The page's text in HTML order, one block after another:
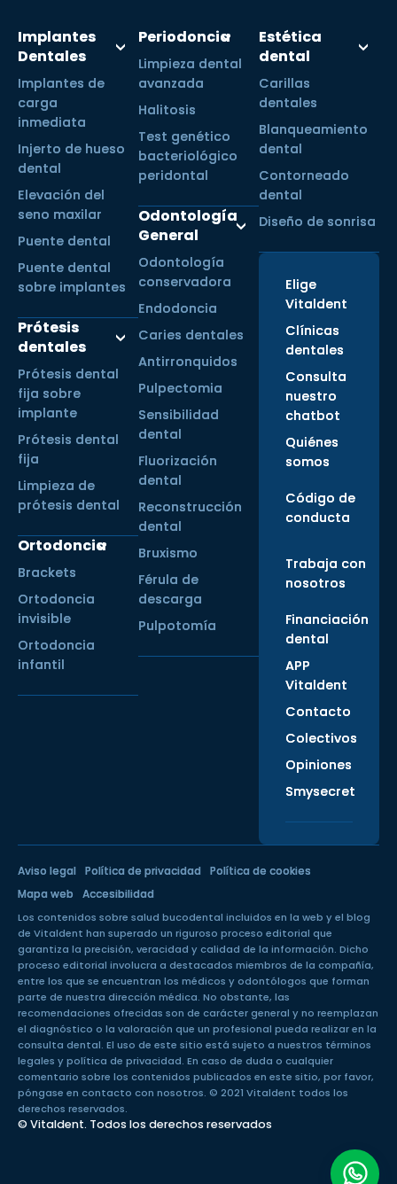
Implantes
Dentales
Implantes de
carga
inmediata
Injerto de hueso
dental
Elevación del
seno maxilar
Puente dental
Puente dental
sobre implantes
Prótesis
dentales
Prótesis dental
fija sobre
implante
Prótesis dental
fija
Limpieza de
prótesis dental
Ortodoncia
Brackets
Ortodoncia
invisible
Ortodoncia
infantil
Periodoncia
Limpieza dental
avanzada
Halitosis
Test genético
bacteriológico
peridontal
Odontología
General
Odontología
conservadora
Endodoncia
Caries dentales
Antirronquidos
Pulpectomia
Sensibilidad
dental
Fluorización
dental
Reconstrucción
dental
Bruxismo
Férula de
descarga
Pulpotomía
Estética
dental
Carillas
dentales
Blanqueamiento
dental
Contorneado
dental
Diseño de sonrisa
Elige
Vitaldent
Clínicas
dentales
Consulta
nuestro
chatbot
Quiénes
somos
Código de
conducta
Trabaja con
nosotros
Financiación
dental
APP
Vitaldent
Contacto
Colectivos
Opiniones
Smysecret
Aviso legal Política de privacidad
Política de cookies
Mapa web
Accesibilidad
Los contenidos sobre salud bucodental incluidos en la web y el blog
de Vitaldent han superado un riguroso proceso editorial que
garantiza la precisión, veracidad y calidad de la información. Dicho
proceso editorial involucra a destacados miembros de la compañía,
entre los que se encuentran los médicos y odontólogos que forman
parte de nuestra dirección médica. No obstante, las
recomendaciones ofrecidas son de carácter general y no reemplazan
el diagnóstico o la valoración que un profesional pueda realizar en la
consulta dental. El uso de este sitio está sujeto a nuestros términos
legales y política de privacidad. En caso de duda o cualquier
comentario sobre los contenidos publicados en este sitio, por favor,
póngase en contacto con nosotros. © 2021 Vitaldent todos los
derechos reservados.
© Vitaldent. Todos los derechos reservados